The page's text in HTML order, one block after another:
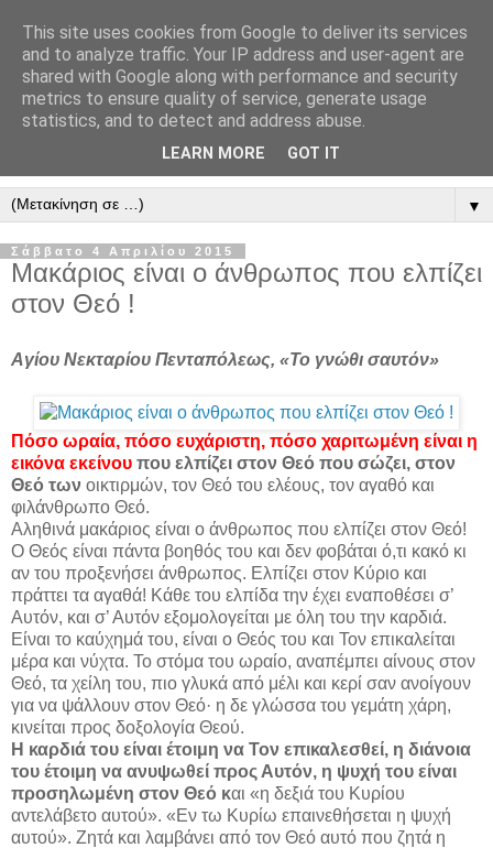
" Εξομολογεῖσθε τῶ Κυρίῳ
"
ὃτι ἀγαθός, ὃτι εἰς τόν αἰῶνα τό ἔλεος αὐτοῦ. Αλληλούϊα.
▼
Σάββατο 4 Απριλίου 2015
Μακάριος είναι ο άνθρωπος που ελπίζει
στον Θεό !
Αγίου Νεκταρίου Πενταπόλεως, «Το γνώθι σαυτόν»
Πόσο ωραία, πόσο ευχάριστη, πόσο χαριτωμένη είναι η
εικόνα εκείνου που ελπίζει στον Θεό που σώζει, στον
Θεό των οικτιρμών, τον Θεό του ελέους, τον αγαθό και
φιλάνθρωπο Θεό.
Αληθινά μακάριος είναι ο άνθρωπος που ελπίζει στον Θεό!
Ο Θεός είναι πάντα βοηθός του και δεν φοβάται ό,τι κακό κι
αν του προξενήσει άνθρωπος. Ελπίζει στον Κύριο και
πράττει τα αγαθά! Κάθε του ελπίδα την έχει εναποθέσει σ’
Αυτόν, και σ’ Αυτόν εξομολογείται με όλη του την καρδιά.
Είναι το καύχημά του, είναι ο Θεός του και Τον επικαλείται
μέρα και νύχτα. Το στόμα του ωραίο, αναπέμπει αίνους στον
Θεό, τα χείλη του, πιο γλυκά από μέλι και κερί σαν ανοίγουν
για να ψάλλουν στον Θεό· η δε γλώσσα του γεμάτη χάρη,
κινείται προς δοξολογία Θεού.
Η καρδιά του είναι έτοιμη να Τον επικαλεσθεί, η διάνοια
του έτοιμη να ανυψωθεί προς Αυτόν, η ψυχή του είναι
προσηλωμένη στον Θεό και «η δεξιά του Κυρίου
αντελάβετο αυτού». «Εν τω Κυρίω επαινεθήσεται η ψυχή
αυτού». Ζητά και λαμβάνει από τον Θεό αυτό που ζητά η
This site uses cookies from Google to deliver its services
and to analyze traffic. Your IP address and user-agent are
shared with Google along with performance and security
metrics to ensure quality of service, generate usage
statistics, and to detect and address abuse.
LEARN MORE GOT IT